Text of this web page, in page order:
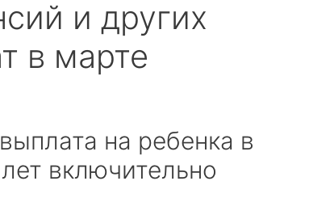
и других
в марте
на ребенка в
включительно